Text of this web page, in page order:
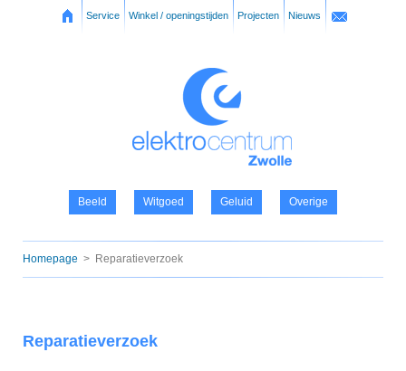
Service Winkel / openingstijden Projecten Nieuws
Beeld Witgoed Geluid Overige
Homepage > Reparatieverzoek
Reparatieverzoek